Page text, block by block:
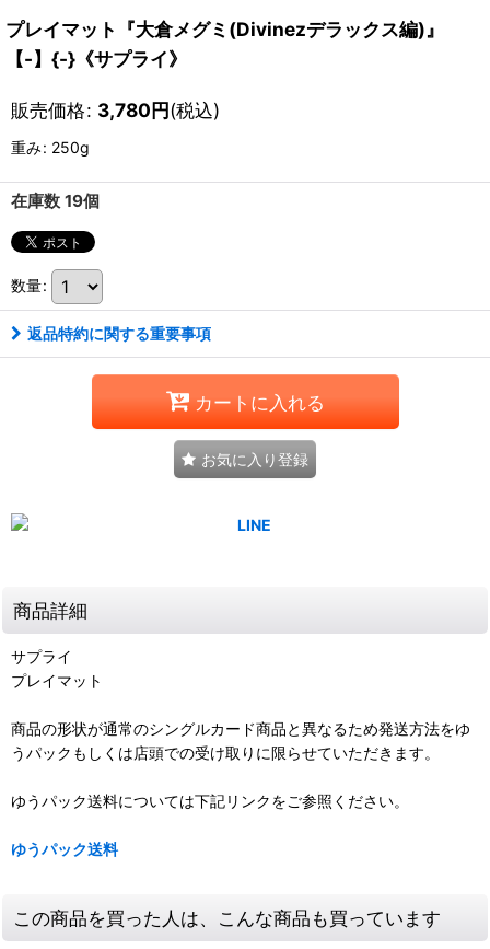
プレイマット『大倉メグミ(Divinezデラックス編)』
【-】{-}《サプライ》
販売価格: 3,780円(税込)
重み: 250g
在庫数 19個
数量:
返品特約に関する重要事項
カートに入れる
お気に入り登録
商品詳細
サプライ
プレイマット
商品の形状が通常のシングルカード商品と異なるため発送方法をゆ
うパックもしくは店頭での受け取りに限らせていただきます。
ゆうパック送料については下記リンクをご参照ください。
ゆうパック送料
この商品を買った人は、こんな商品も買っています